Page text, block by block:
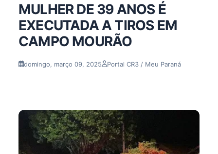
MULHER DE 39 ANOS É
EXECUTADA A TIROS EM
CAMPO MOURÃO
domingo, março 09, 2025 Portal CR3 / Meu Paraná